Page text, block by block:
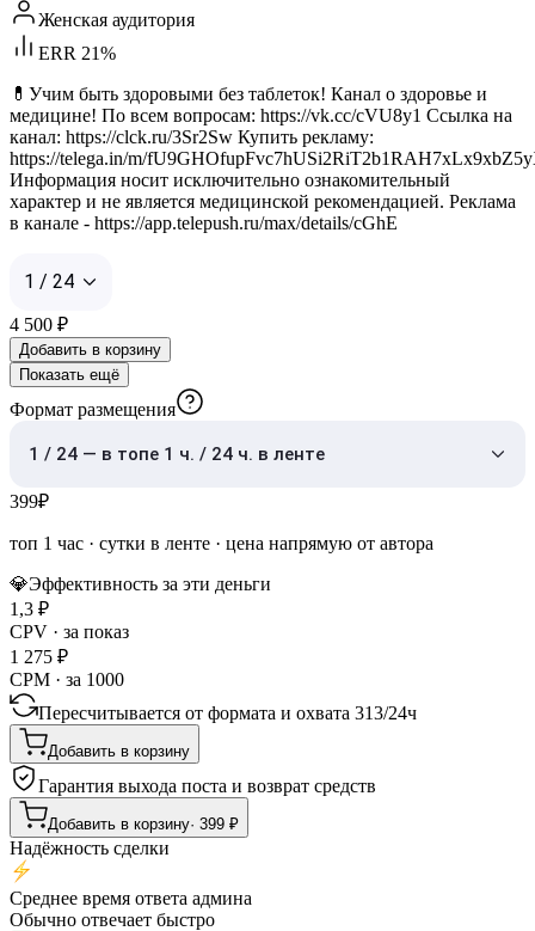
Женская аудитория
ERR 21%
💊Учим быть здоровыми без таблеток! Канал о здоровье и
медицине! По всем вопросам: https://vk.cc/cVU8y1 Ссылка на
канал: https://clck.ru/3Sr2Sw Купить рекламу:
https://telega.in/m/
Информация носит исключительно ознакомительный
характер и не является медицинской рекомендацией. Реклама
в канале - https://app.telepush.ru/max/details/cGhE
1 / 24
4 500 ₽
Добавить в корзину
Показать ещё
Формат размещения
1 / 24 — в топе 1 ч. / 24 ч. в ленте
399₽
топ 1 час · сутки в ленте · цена напрямую от автора
💎Эффективность за эти деньги
1,3 ₽
CPV · за показ
1 275 ₽
CPM · за 1000
Пересчитывается от формата и охвата 313/24ч
Добавить в корзину
Гарантия выхода поста и возврат средств
Добавить в корзину· 399 ₽
Надёжность сделки
Среднее время ответа админа
Обычно отвечает быстро